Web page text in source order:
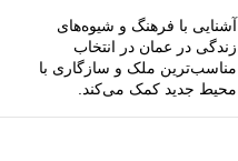
آشنایی با فرهنگ و شیوه‌های
زندگی در عمان در انتخاب
مناسب‌ترین ملک و سازگاری با
محیط جدید کمک می‌کند.